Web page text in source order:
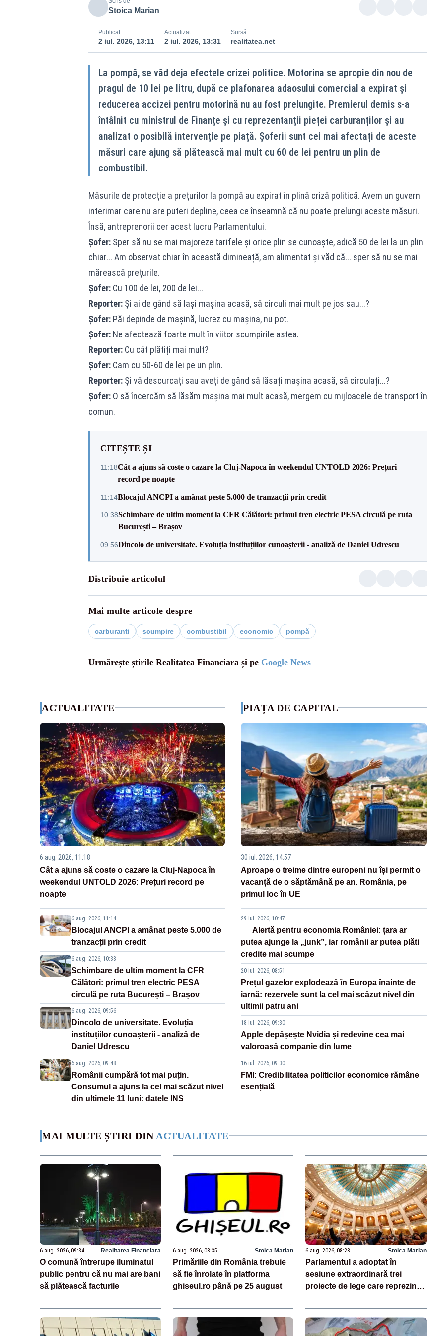
Stoica Marian
Publicat
2 iul. 2026, 13:11
Actualizat
2 iul. 2026, 13:31
Sursă
realitatea.net
La pompă, se văd deja efectele crizei politice. Motorina se apropie din nou de
pragul de 10 lei pe litru, după ce plafonarea adaosului comercial a expirat și
reducerea accizei pentru motorină nu au fost prelungite. Premierul demis s-a
întâlnit cu ministrul de Finanțe și cu reprezentanții pieței carburanților și au
analizat o posibilă intervenție pe piață. Șoferii sunt cei mai afectați de aceste
măsuri care ajung să plătească mai mult cu 60 de lei pentru un plin de
combustibil.
Măsurile de protecție a prețurilor la pompă au expirat în plină criză politică. Avem un guvern
interimar care nu are puteri depline, ceea ce înseamnă că nu poate prelungi aceste măsuri.
Însă, antreprenorii cer acest lucru Parlamentului.
Șofer:Sper să nu se mai majoreze tarifele și orice plin se cunoaște, adică 50 de lei la un plin
chiar... Am observat chiar în această dimineață, am alimentat și văd că... sper să nu se mai
mărească prețurile.
Șofer:Cu 100 de lei, 200 de lei...
Reporter:Și ai de gând să lași mașina acasă, să circuli mai mult pe jos sau...?
Șofer:Păi depinde de mașină, lucrez cu mașina, nu pot.
Șofer:Ne afectează foarte mult în viitor scumpirile astea.
Reporter:Cu cât plătiți mai mult?
Șofer:Cam cu 50-60 de lei pe un plin.
Reporter:Și vă descurcați sau aveți de gând să lăsați mașina acasă, să circulați...?
Șofer:O să încercăm să lăsăm mașina mai mult acasă, mergem cu mijloacele de transport în
comun.
CITEȘTE ȘI
11:18Cât a ajuns să coste o cazare la Cluj-Napoca în weekendul UNTOLD 2026: Prețuri
record pe noapte
11:14Blocajul ANCPI a amânat peste 5.000 de tranzacții prin credit
10:38Schimbare de ultim moment la CFR Călători: primul tren electric PESA circulă pe ruta
București – Brașov
09:56Dincolo de universitate. Evoluția instituțiilor cunoașterii - analiză de Daniel Udrescu
Distribuie articolul
Mai multe articole despre
carburanti scumpire combustibil economic pompă
Urmărește știrile Realitatea Financiara și pe Google News
ACTUALITATE
6 aug. 2026, 11:18
Cât a ajuns să coste o cazare la Cluj-Napoca în
weekendul UNTOLD 2026: Prețuri record pe
noapte
6 aug. 2026, 11:14
Blocajul ANCPI a amânat peste 5.000 de
tranzacții prin credit
6 aug. 2026, 10:38
Schimbare de ultim moment la CFR
Călători: primul tren electric PESA
circulă pe ruta București – Brașov
6 aug. 2026, 09:56
Dincolo de universitate. Evoluția
instituțiilor cunoașterii - analiză de
Daniel Udrescu
6 aug. 2026, 09:48
Românii cumpără tot mai puțin.
Consumul a ajuns la cel mai scăzut nivel
din ultimele 11 luni: datele INS
PIAȚA DE CAPITAL
30 iul. 2026, 14:57
Aproape o treime dintre europeni nu își permit o
vacanță de o săptămână pe an. România, pe
primul loc în UE
29 iul. 2026, 10:47
Alertă pentru economia României: țara ar
putea ajunge la „junk”, iar românii ar putea plăti
credite mai scumpe
20 iul. 2026, 08:51
Prețul gazelor explodează în Europa înainte de
iarnă: rezervele sunt la cel mai scăzut nivel din
ultimii patru ani
18 iul. 2026, 09:30
Apple depășește Nvidia și redevine cea mai
valoroasă companie din lume
16 iul. 2026, 09:30
FMI: Credibilitatea politicilor economice rămâne
esențială
MAI MULTE ȘTIRI DIN ACTUALITATE
6 aug. 2026, 09:34 Realitatea Financiara
O comună întrerupe iluminatul
public pentru că nu mai are bani
să plătească facturile
6 aug. 2026, 08:35 Stoica Marian
Primăriile din România trebuie
să fie înrolate în platforma
ghiseul.ro până pe 25 august
6 aug. 2026, 08:28 Stoica Marian
Parlamentul a adoptat în
sesiune extraordinară trei
proiecte de lege care reprezintă